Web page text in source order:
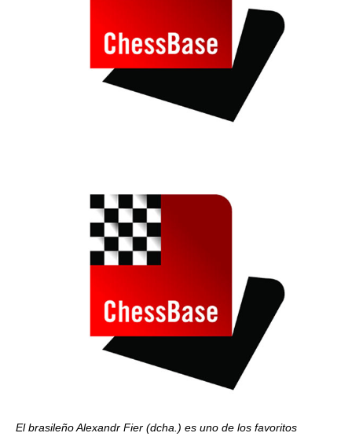
El brasileño Alexandr Fier (dcha.) es uno de los favoritos